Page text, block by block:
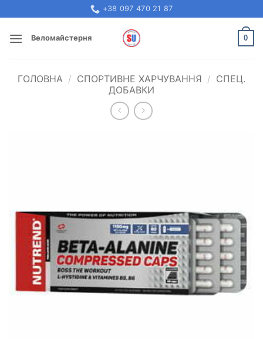
to
content
+38 097 470 21 87
Веломайстерня 0
ГОЛОВНА / СПОРТИВНЕ ХАРЧУВАННЯ / СПЕЦ.
ДОБАВКИ